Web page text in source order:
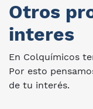
Otros
interes
En Colquímicos
Por esto
de tu interés.